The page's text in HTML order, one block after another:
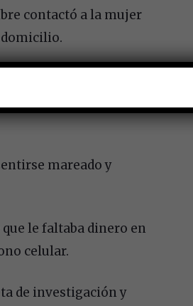
contactó a la mujer
domicilio.
posteriormente,
un pedido de
mareado y
que le faltaba dinero en
celular.
de investigación y